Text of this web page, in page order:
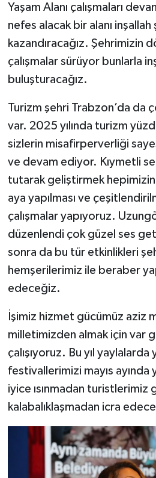
Yaşam Alanı çalışmaları
nefes alacak bir alanı
kazandıracağız. Şehrimizin
çalışmalar sürüyor bunlarla
buluşturacağız.
Turizm şehri Trabzon’da da
var. 2025 yılında turizm
sizlerin misafirperverliği
ve devam ediyor. Kıymetli
tutarak geliştirmek
aya yapılması ve
çalışmalar yapıyoruz.
düzenlendi çok güzel ses
sonra da bu tür etkinlikleri
hemşerilerimiz ile beraber
edeceğiz.
İşimiz hizmet gücümüz aziz
milletimizden almak için var
çalışıyoruz. Bu yıl yaylalarda
festivallerimizi mayıs ayında
iyice ısınmadan turistlerimiz
kalabalıklaşmadan icra